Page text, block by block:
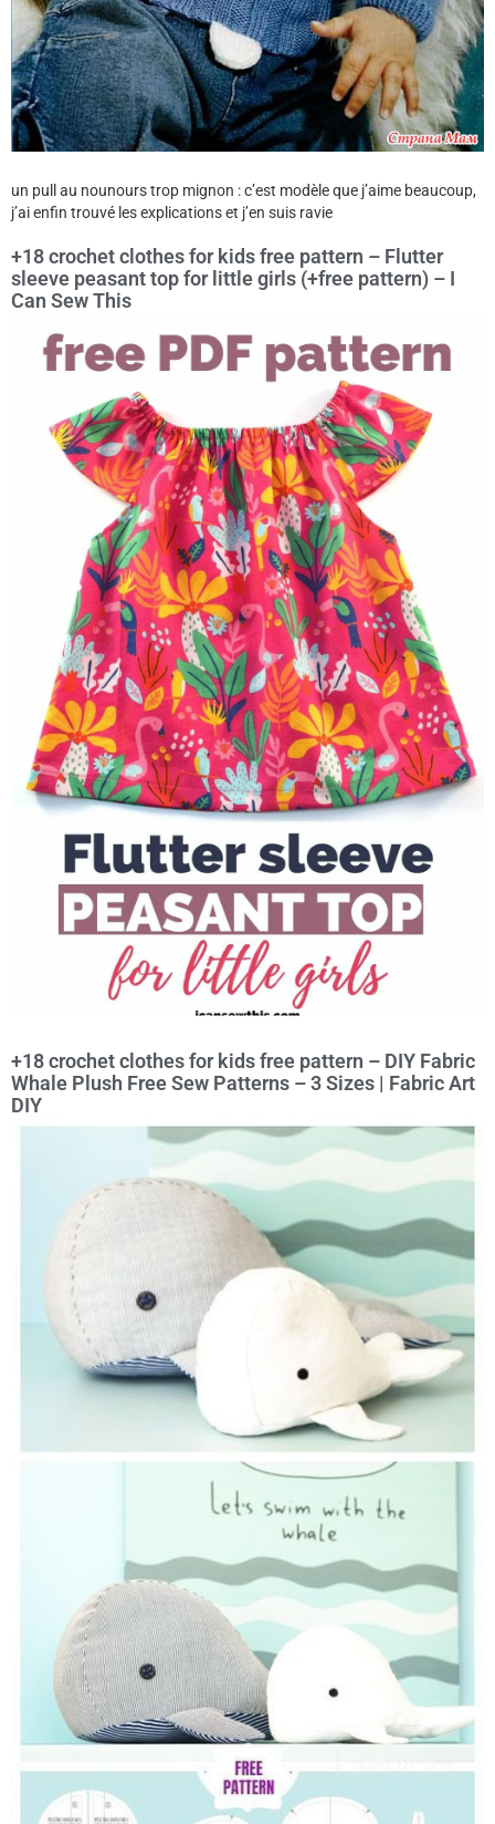
un pull au nounours trop mignon : c’est modèle que j’aime beaucoup,
j’ai enfin trouvé les explications et j’en suis ravie
+18 crochet clothes for kids free pattern – Flutter
sleeve peasant top for little girls (+free pattern) – I
Can Sew This
+18 crochet clothes for kids free pattern – DIY Fabric
Whale Plush Free Sew Patterns – 3 Sizes | Fabric Art
DIY